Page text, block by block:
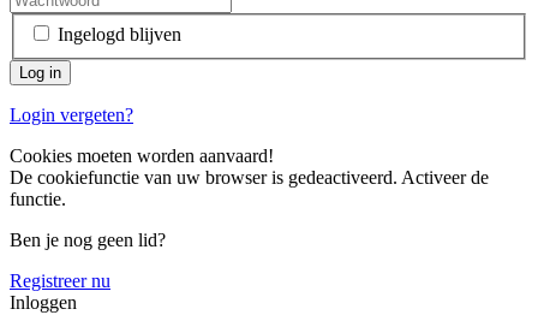
Ingelogd blijven
Login vergeten?
Cookies moeten worden aanvaard!
De cookiefunctie van uw browser is gedeactiveerd. Activeer de
functie.
Ben je nog geen lid?
Registreer nu
Inloggen